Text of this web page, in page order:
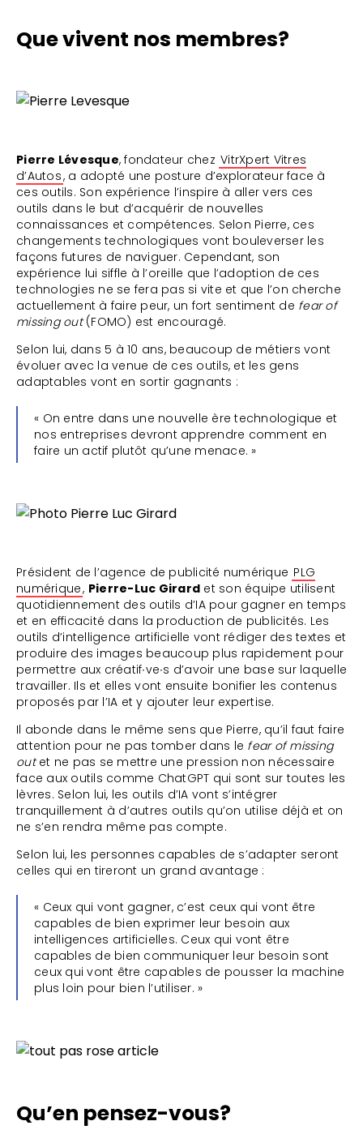
Que vivent nos membres?
Pierre Lévesque, fondateur chez VitrXpert Vitres
d’Autos, a adopté une posture d’explorateur face à
ces outils. Son expérience l’inspire à aller vers ces
outils dans le but d’acquérir de nouvelles
connaissances et compétences. Selon Pierre, ces
changements technologiques vont bouleverser les
façons futures de naviguer. Cependant, son
expérience lui siffle à l’oreille que l’adoption de ces
technologies ne se fera pas si vite et que l’on cherche
actuellement à faire peur, un fort sentiment de fear of
missing out(FOMO) est encouragé.
Selon lui, dans 5 à 10 ans, beaucoup de métiers vont
évoluer avec la venue de ces outils, et les gens
adaptables vont en sortir gagnants :
« On entre dans une nouvelle ère technologique et
nos entreprises devront apprendre comment en
faire un actif plutôt qu’une menace. »
Président de l’agence de publicité numérique PLG
numérique, Pierre-Luc Girard et son équipe utilisent
quotidiennement des outils d’IA pour gagner en temps
et en efficacité dans la production de publicités. Les
outils d’intelligence artificielle vont rédiger des textes et
produire des images beaucoup plus rapidement pour
permettre aux créatif∙ve∙s d’avoir une base sur laquelle
travailler. Ils et elles vont ensuite bonifier les contenus
proposés par l’IA et y ajouter leur expertise.
Il abonde dans le même sens que Pierre, qu’il faut faire
attention pour ne pas tomber dans le fear of missing
outet ne pas se mettre une pression non nécessaire
face aux outils comme ChatGPT qui sont sur toutes les
lèvres. Selon lui, les outils d’IA vont s’intégrer
tranquillement à d’autres outils qu’on utilise déjà et on
ne s’en rendra même pas compte.
Selon lui, les personnes capables de s’adapter seront
celles qui en tireront un grand avantage :
« Ceux qui vont gagner, c’est ceux qui vont être
capables de bien exprimer leur besoin aux
intelligences artificielles. Ceux qui vont être
capables de bien communiquer leur besoin sont
ceux qui vont être capables de pousser la machine
plus loin pour bien l’utiliser. »
Qu’en pensez-vous?